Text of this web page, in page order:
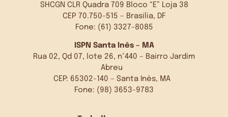
SHCGN CLR Quadra 709 Bloco “E” Loja 38
CEP 70.750-515 – Brasília, DF
Fone: (61) 3327-8085
ISPN Santa Inês – MA
Rua 02, Qd 07, lote 26, n°440 – Bairro Jardim
Abreu
CEP: 65302-140 – Santa Inês, MA
Fone: (98) 3653-9783